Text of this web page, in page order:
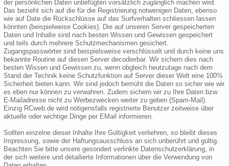
der persönlichen Daten unbefügten vorsätzlich zugänglich machen wird.
Das bezieht sich auf die für die Registrierung notwenigen Daten, ebenso
wie auf Date die Rückschlüsse auf das Surfverhalten schliessen lassen
könnten (beispielweise Cookies). Die auf unseren Server gespeicherten
Daten und Inhalte sind nach besten Wissen und Gewissen gespeichert
und teils durch mehrere Schutzmechanismen gesichert.
Zugangspasswörter sind beispielsweise verschlüsselt und durch keine uns
bekannte Routine auf diesen Server decodierbar. Wir sichern dies nach
besten Wissen und Gewissen zu, wenn obgleich heutzutage nach dem
Stand der Technik keine Schutzfunktion auf Server dieser Welt eine 100%
Sicherheit bieten kann. Wir sind jedoch bemüht die Daten so sicher wie wir
es eben nur können zu verwahren. Zudem sichern wir zu Ihre Daten bzw.
E-Mailadresse nicht zu Werbezwecken weiter zu geben (Spam-Mail).
Einzig RCweb.de wird nötigensfalls registrierte Benutzer zeitweise über
aktuelle oder wichtige Dinge per EMail informieren.
Sollten einzelne dieser Inhalte Ihre Gültigkeit verliehren, so bleibt dieses
Impressung, sowie der Haftungsausschluss an sich unberührt und gültig.
Beachten Sie bitte unsere gesondert verlinkte Datenschutzerklärung, in
der sich weitere und detailierte Informationen über die Verwendung von